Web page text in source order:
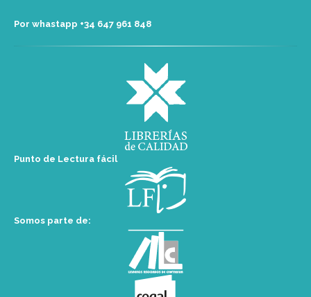
Por whastapp +34 ‭647 961 848‬
Punto de Lectura fácil
Somos parte de: